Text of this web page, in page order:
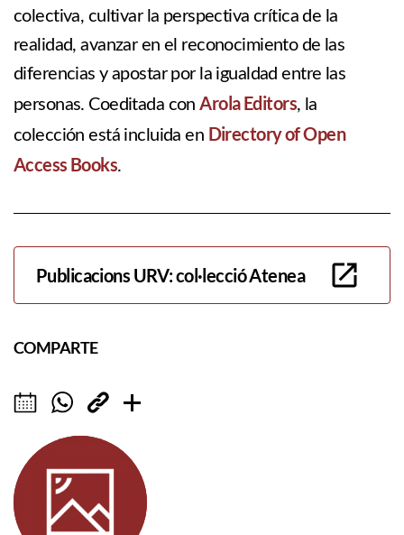
colectiva, cultivar la perspectiva crítica de la
realidad, avanzar en el reconocimiento de las
diferencias y apostar por la igualdad entre las
personas. Coeditada conArola Editors, la
colección está incluida en Directory of Open
Access Books.
Publicacions URV: col·lecció Atenea
COMPARTE